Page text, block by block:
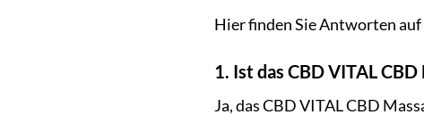
Hier finden Sie Antworten auf
1. Ist das CBD VITAL CBD
Ja, das CBD VITAL CBD